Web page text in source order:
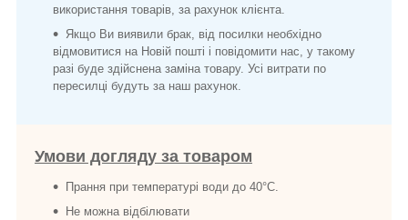
використання товарів, за рахунок клієнта.
Якщо Ви виявили брак, від посилки необхідно
відмовитися на Новій пошті і повідомити нас, у такому
разі буде здійснена заміна товару. Усі витрати по
пересилці будуть за наш рахунок.
Умови догляду за товаром
Прання при температурі води до 40°C.
Не можна відбілювати